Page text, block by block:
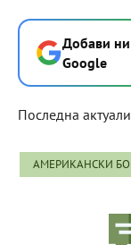
Добави
Google
Последна
АМЕРИКАНСКИ